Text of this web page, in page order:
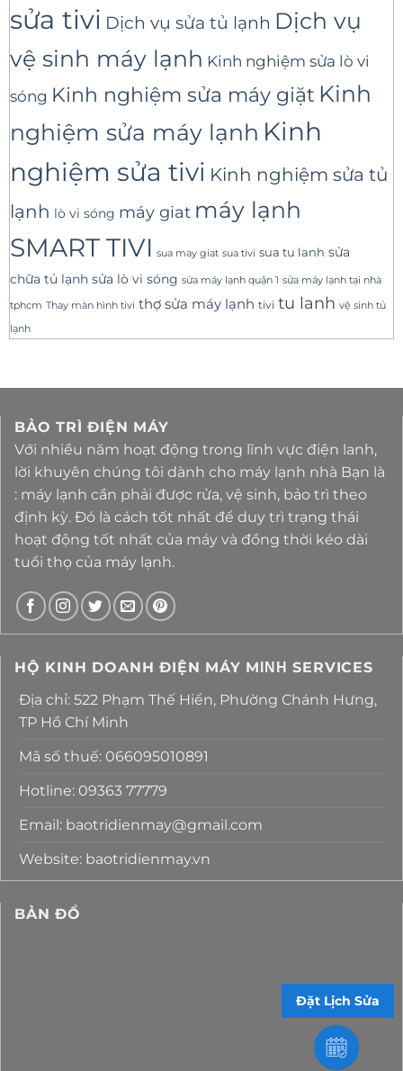
sửa tivi Dịch vụ sửa tủ lạnh Dịch vụ
vệ sinh máy lạnh Kinh nghiệm sửa lò vi
sóng Kinh nghiệm sửa máy giặt Kinh
nghiệm sửa máy lạnh Kinh
nghiệm sửa tivi Kinh nghiệm sửa tủ
lạnh lò vi sóng máy giat máy lạnh
SMART TIVI sua may giat sua tivi sua tu lanh sửa
chữa tủ lạnh sửa lò vi sóng sửa máy lạnh quận 1 sửa máy lạnh tại nhà
tphcm Thay màn hình tivi thợ sửa máy lạnh tivi tu lanh vệ sinh tủ
lạnh
BẢO TRÌ ĐIỆN MÁY
Với nhiều năm hoạt động trong lĩnh vực điện lanh,
lời khuyên chúng tôi dành cho máy lạnh nhà Bạn là
: máy lạnh cần phải được rửa, vệ sinh, bảo trì theo
định kỳ. Đó là cách tốt nhất để duy trì trạng thái
hoạt động tốt nhất của máy và đồng thời kéo dài
tuổi thọ của máy lạnh.
HỘ KINH DOANH ĐIỆN MÁY MΙΝΗ SERVICES
Địa chỉ: 522 Phạm Thế Hiển, Phường Chánh Hưng,
TP Hồ Chí Minh
Mã số thuế: 066095010891
Hotline: 09363 77779
Email: baotridienmay@gmail.com
Website: baotridienmay.vn
BẢN ĐỒ
Đặt Lịch Sửa